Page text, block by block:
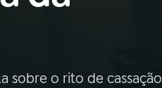
sobre o rito de cassação